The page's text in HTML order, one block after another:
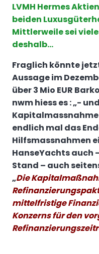
LVMH Hermes
beiden
Mittlerweile sei
deshalb…
Fraglich könnte
Aussage im
über 3 Mio EUR
nwm hiess es : „-
endlich mal das
Hilfsmassnahmen
HanseYachts auch
Stand – auch
„Die
mittelfristige
Konzerns für den